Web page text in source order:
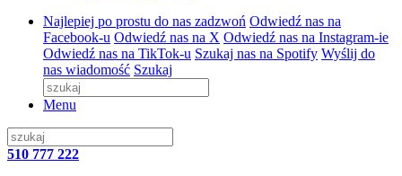
Najlepiej po prostu do nas zadzwoń Odwiedź nas na
Facebook-u Odwiedź nas na X Odwiedź nas na Instagram-ie
Odwiedź nas na TikTok-u Szukaj nas na Spotify Wyślij do
nas wiadomość Szukaj
Menu
510 777 222